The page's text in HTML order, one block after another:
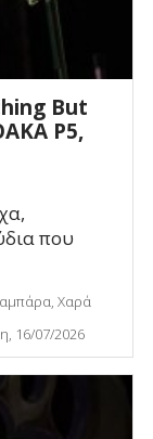
But
P5,
που
Χαρά
16/07/2026